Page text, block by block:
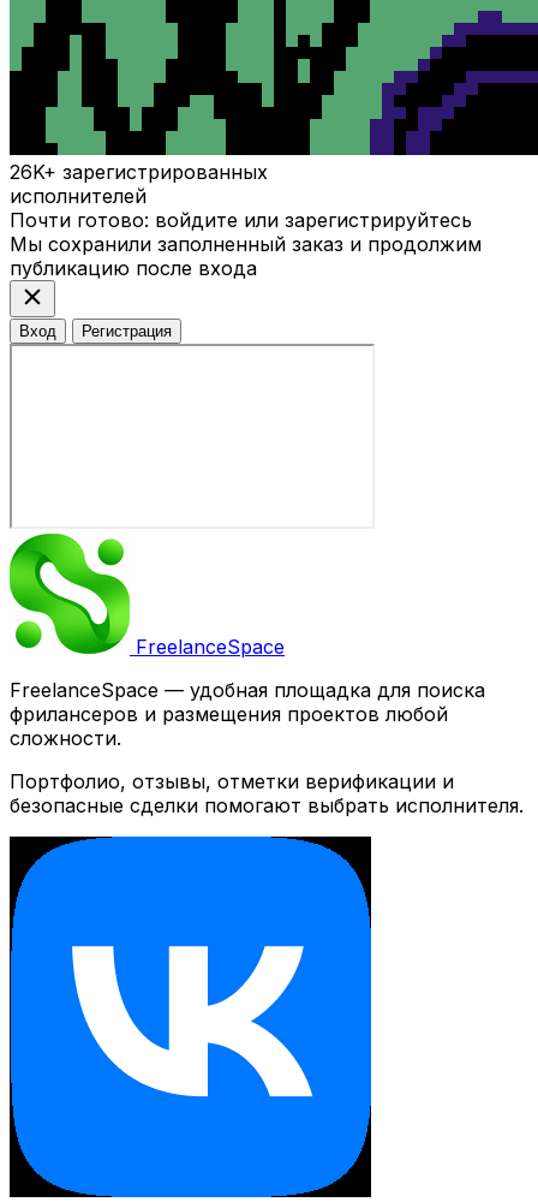
26K+ зарегистрированных
исполнителей
Почти готово: войдите или зарегистрируйтесь
Мы сохранили заполненный заказ и продолжим
публикацию после входа
close
Вход Регистрация
FreelanceSpace
FreelanceSpace — удобная площадка для поиска
фрилансеров и размещения проектов любой
сложности.
Портфолио, отзывы, отметки верификации и
безопасные сделки помогают выбрать исполнителя.